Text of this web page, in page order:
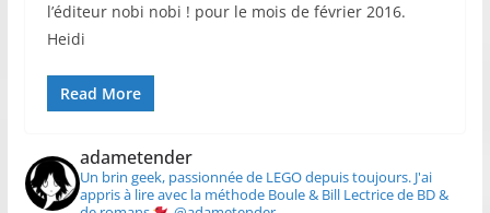
l’éditeur nobi nobi ! pour le mois de février 2016.
Heidi
Read More
adametender
Un brin geek, passionnée de LEGO depuis toujours.J'ai
appris à lire avec la méthode Boule & Bill Lectrice de BD &